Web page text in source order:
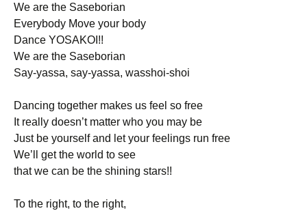
We are the Saseborian
Everybody Move your body
Dance YOSAKOI!!
We are the Saseborian
Say-yassa, say-yassa, wasshoi-shoi
Dancing together makes us feel so free
It really doesn’t matter who you may be
Just be yourself and let your feelings run free
We’ll get the world to see
that we can be the shining stars!!
To the right, to the right,